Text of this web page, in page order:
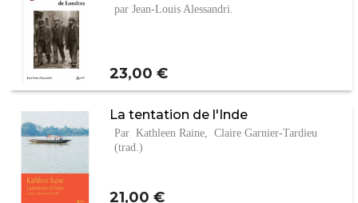
par Jean-Louis Alessandri.
Prix
23,00 €
La tentation de l'Inde
Par Kathleen Raine, Claire Garnier-Tardieu
(trad.)
Prix
21,00 €